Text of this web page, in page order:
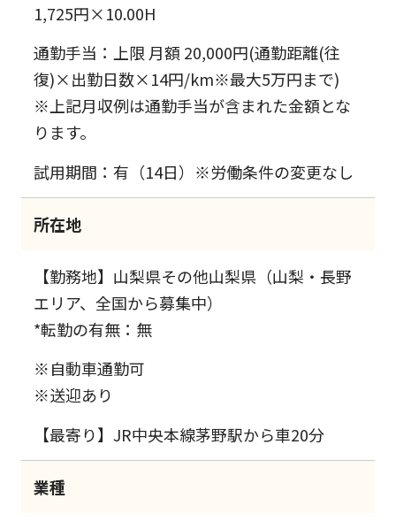
1,725円×10.00H
通勤手当：上限 月額 20,000円(通勤距離(往
復)×出勤日数×14円/km※最大5万円まで)
※上記月収例は通勤手当が含まれた金額とな
ります。
試用期間：有（14日）※労働条件の変更なし
所在地
【勤務地】山梨県その他山梨県（山梨・長野
エリア、全国から募集中）
*転勤の有無：無
※自動車通勤可
※送迎あり
【最寄り】JR中央本線茅野駅から車20分
業種